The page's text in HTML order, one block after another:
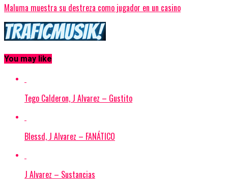
Maluma muestra su destreza como jugador en un casino
You may like
Tego Calderon, J Alvarez – Gustito
Blessd, J Alvarez – FANÁTICO
J Alvarez – Sustancias